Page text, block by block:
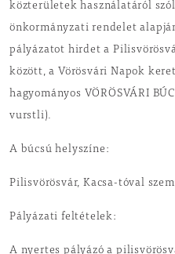
közterületek használatáról
önkormányzati rendelet
pályázatot hirdet a
között, a Vörösvári Napok
hagyományos VÖRÖSVÁRI
vurstli).
A búcsú helyszíne:
Pilisvörösvár, Kacsa-tóval
Pályázati feltételek:
A nyertes pályázó a